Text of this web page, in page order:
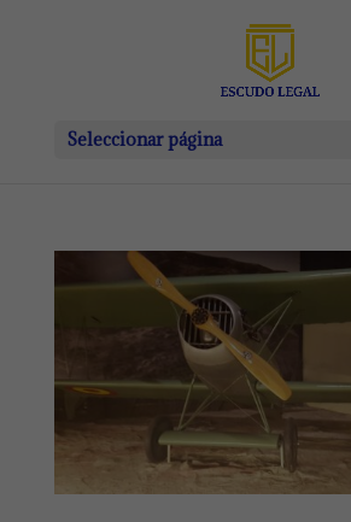
Seleccionar página